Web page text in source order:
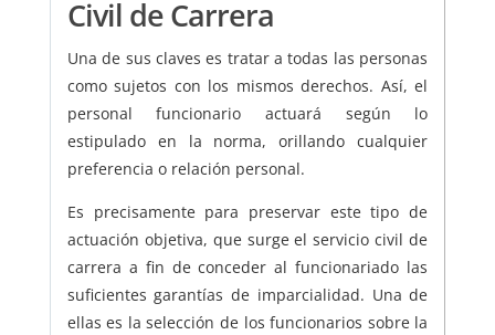
Civil de Carrera
Una de sus claves es tratar a todas las personas
como sujetos con los mismos derechos. Así, el
personal funcionario actuará según lo
estipulado en la norma, orillando cualquier
preferencia o relación personal.
Es precisamente para preservar este tipo de
actuación objetiva, que surge el servicio civil de
carrera a fin de conceder al funcionariado las
suficientes garantías de imparcialidad. Una de
ellas es la selección de los funcionarios sobre la